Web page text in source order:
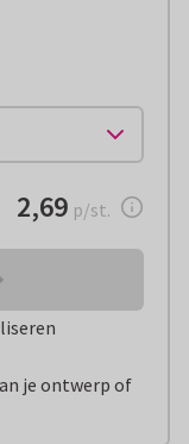
€ 2,69per stuk
2,69 p/st.
je ontwerp of